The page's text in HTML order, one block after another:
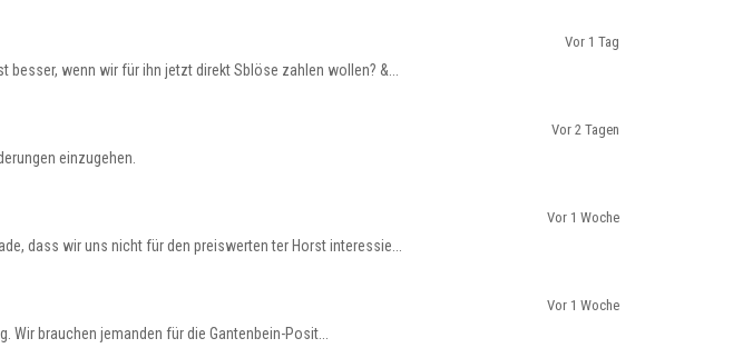
wenn wir für ihn jetzt direkt Sblöse zahlen wollen? &...
Vor 1 Tag
einzugehen.
Vor 2 Tagen
dass wir uns nicht für den preiswerten ter Horst interessie...
Vor 1 Woche
brauchen jemanden für die Gantenbein-Posit...
Vor 1 Woche